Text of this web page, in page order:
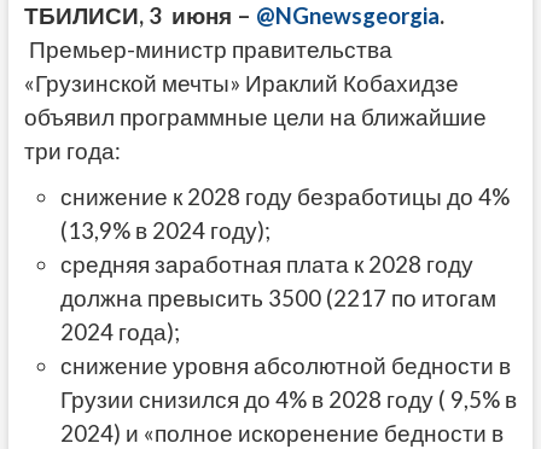
ТБИЛИСИ, 3 июня – @NGnewsgeorgia.
Премьер-министр правительства
«Грузинской мечты» Ираклий Кобахидзе
объявил программные цели на ближайшие
три года:
снижение к 2028 году безработицы до 4%
(13,9% в 2024 году);
средняя заработная плата к 2028 году
должна превысить 3500 (2217 по итогам
2024 года);
снижение уровня абсолютной бедности в
Грузии снизился до 4% в 2028 году ( 9,5% в
2024) и «полное искоренение бедности в